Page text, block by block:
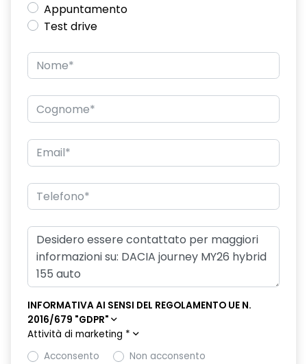
Commutatore airbag passeggero
Consolle centrale con bracciolo e vano portaoggetti
Distance warning avviso distanza di sicurezza
Driver Display digitale personalizzabile da 7"
Eco Mode, Start and Stop e indicatore di cambiamento
velocità
Emergency call soggetto alla disponibilità di rete
Freno di stazionamento elettrico
Ganci Isofix sui posti laterali sul retro
HARM08
Keyless entry
Appuntamento
Test drive
INFORMATIVA AI SENSI DEL REGOLAMENTO UE N.
2016/679 "GDPR"
Attività di marketing *
Acconsento
Non acconsento